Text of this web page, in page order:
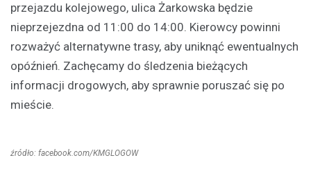
przejazdu kolejowego, ulica Żarkowska będzie
nieprzejezdna od 11:00 do 14:00. Kierowcy powinni
rozważyć alternatywne trasy, aby uniknąć ewentualnych
opóźnień. Zachęcamy do śledzenia bieżących
informacji drogowych, aby sprawnie poruszać się po
mieście.
źródło: facebook.com/KMGLOGOW